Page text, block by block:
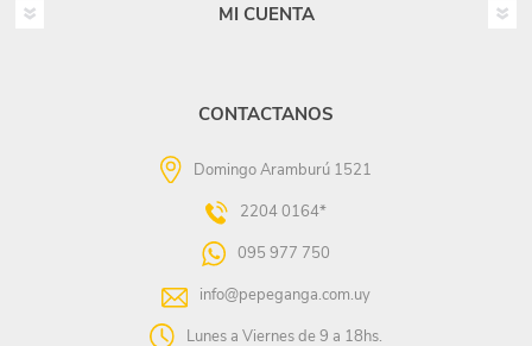
MI CUENTA
CONTACTANOS
Domingo Aramburú 1521
2204 0164*
095 977 750
info@pepeganga.com.uy
Lunes a Viernes de 9 a 18hs.